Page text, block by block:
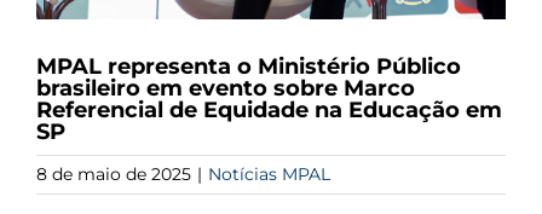
MPAL representa o Ministério Público
brasileiro em evento sobre Marco
Referencial de Equidade na Educação em
SP
8 de maio de 2025 | Notícias MPAL